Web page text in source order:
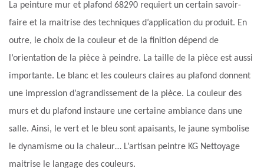
La peinture mur et plafond 68290 requiert un certain savoir-
faire et la maitrise des techniques d’application du produit. En
outre, le choix de la couleur et de la finition dépend de
l’orientation de la pièce à peindre. La taille de la pièce est aussi
importante. Le blanc et les couleurs claires au plafond donnent
une impression d’agrandissement de la pièce. La couleur des
murs et du plafond instaure une certaine ambiance dans une
salle. Ainsi, le vert et le bleu sont apaisants, le jaune symbolise
le dynamisme ou la chaleur… L’artisan peintre KG Nettoyage
maitrise le langage des couleurs.